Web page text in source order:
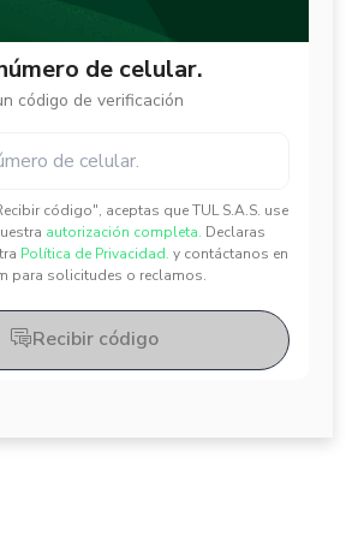
de celular.
código de verificación
código", aceptas que TUL S.A.S. use
autorización completa. Declaras
Política de Privacidad. y contáctanos en
para solicitudes o reclamos.
✕
✕
Recibir código